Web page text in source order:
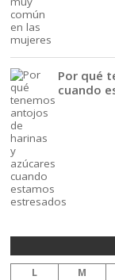
Por qué
cuando
L M